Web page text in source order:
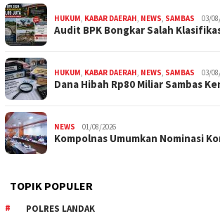
HUKUM, KABAR DAERAH, NEWS, SAMBAS 03/
Audit BPK Bongkar Salah
HUKUM, KABAR DAERAH, NEWS, SAMBAS 03/
Dana Hibah Rp80 Miliar Sambas
NEWS 01/08/2026
Kompolnas Umumkan Nominasi
TOPIK POPULER
POLRES LANDAK